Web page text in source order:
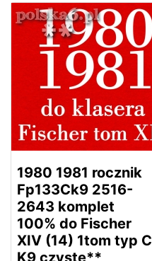
1980 1981 rocznik
Fp133Ck9 2516-
2643 komplet
100% do Fischer
XIV (14) 1tom typ C
K9 czyste**